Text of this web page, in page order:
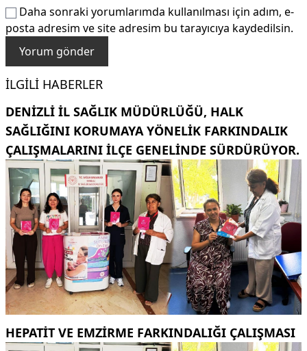
Daha sonraki yorumlarımda kullanılması için adım, e-
posta adresim ve site adresim bu tarayıcıya kaydedilsin.
İLGILI HABERLER
DENIZLI İL SAĞLIK MÜDÜRLÜĞÜ, HALK
SAĞLIĞINI KORUMAYA YÖNELIK FARKINDALIK
ÇALIŞMALARINI ILÇE GENELINDE SÜRDÜRÜYOR.
HEPATİT VE EMZİRME FARKINDALIĞI ÇALIŞMASI